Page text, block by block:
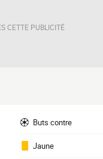
CETTE PUBLICITÉ
Buts contre
Jaune